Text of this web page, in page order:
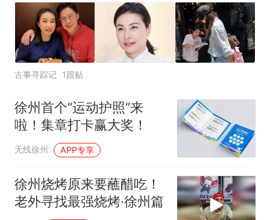
古事寻踪记 1跟贴
徐州首个“运动护照”来
啦！集章打卡赢大奖！
无线徐州 APP专享
徐州烧烤原来要蘸醋吃！
老外寻找最强烧烤·徐州篇